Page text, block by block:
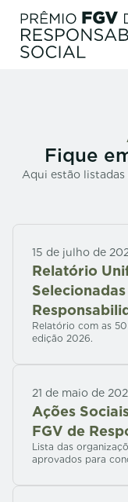
Fique
Aqui estão listadas
15 de julho de
Relatório
Relatório com as
edição 2026.
21 de maio de
Ações
FGV de
Lista das
aprovados para